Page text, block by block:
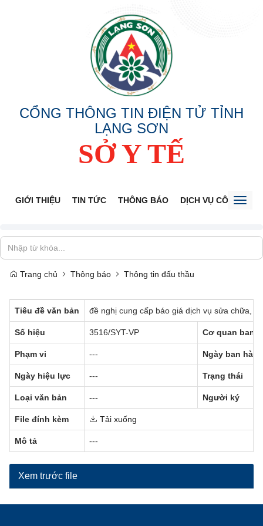
CỔNG THÔNG TIN ĐIỆN TỬ TỈNH
LẠNG SƠN
SỞ Y TẾ
GIỚI THIỆU TIN TỨC THÔNG BÁO DỊCH VỤ CÔNG
Trang chủ Thông báo Thông tin đấu thầu
Tiêu đề văn bản đề nghị cung cấp báo giá dịch vụ sửa chữa,
Số hiệu 3516/SYT-VP Cơ quan ban
Phạm vi --- Ngày ban hành
Ngày hiệu lực --- Trạng thái
Loại văn bản --- Người ký
File đính kèm Tải xuống
Mô tả ---
Xem trước file